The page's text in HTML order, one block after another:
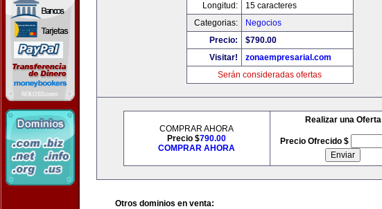
Longitud:
15 caracteres
Categorias:
Negocios
Precio:
$790.00
Visitar!
zonaempresarial.com
Serán consideradas ofertas
COMPRAR AHORA
Precio $790.00
COMPRAR AHORA
Realizar una Oferta
Precio Ofrecido $
Otros dominios en venta: